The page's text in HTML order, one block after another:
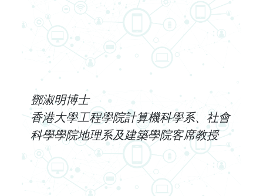
鄧淑明博士
香港大學工程學院計算機科學系、社會
科學學院地理系及建築學院客席教授